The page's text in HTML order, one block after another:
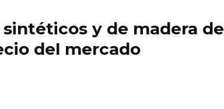
y de madera de
del mercado